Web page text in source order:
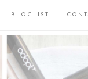
BLOGLIST